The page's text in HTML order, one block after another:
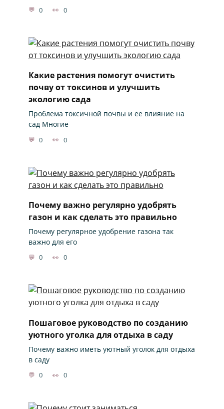
0 0
Какие растения помогут очистить
почву от токсинов и улучшить
экологию сада
Проблема токсичной почвы и ее влияние на
сад Многие
0 0
Почему важно регулярно удобрять
газон и как сделать это правильно
Почему регулярное удобрение газона так
важно для его
0 0
Пошаговое руководство по созданию
уютного уголка для отдыха в саду
Почему важно иметь уютный уголок для отдыха
в саду
0 0